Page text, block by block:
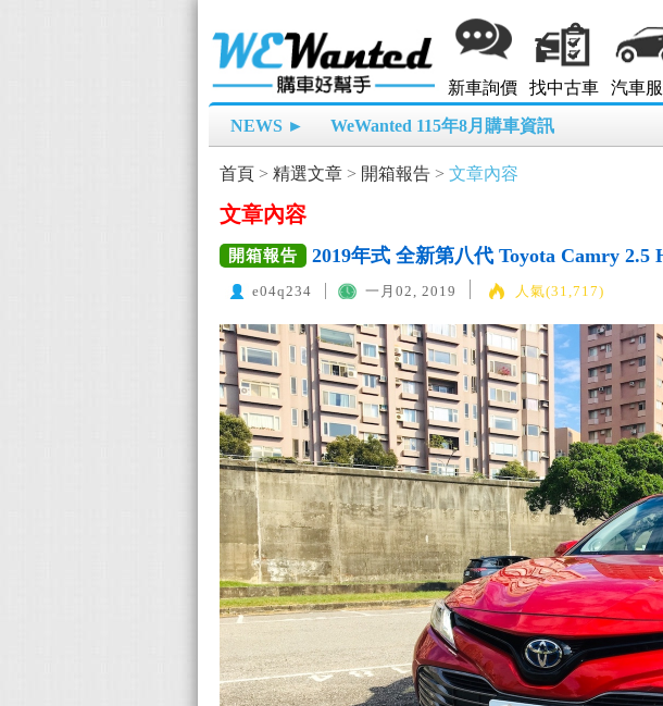
新車詢價 找中古車 汽車
NEWS ► WeWanted 115年8月購車資訊
首頁 > 精選文章 > 開箱報告 > 文章內容
文章內容
開箱報告 2019年式 全新第八代 Toyota Camry
e04q234 一月02, 2019 人氣(31,717)